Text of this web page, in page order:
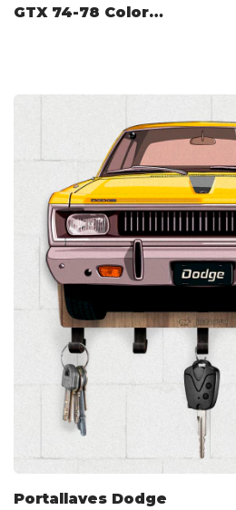
GTX 74-78 Color
Portallaves Dodge